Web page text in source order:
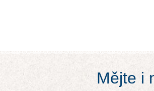
Mějte i